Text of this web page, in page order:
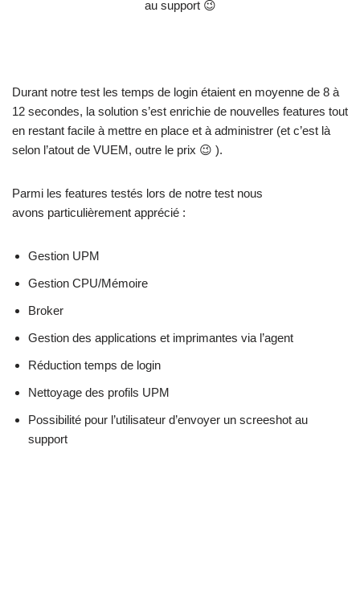
au support 😉
Durant notre test les temps de login étaient en moyenne de 8 à
12 secondes, la solution s’est enrichie de nouvelles features tout
en restant facile à mettre en place et à administrer (et c’est là
selon l’atout de VUEM, outre le prix 😉 ).
Parmi les features testés lors de notre test nous
avons particulièrement apprécié :
Gestion UPM
Gestion CPU/Mémoire
Broker
Gestion des applications et imprimantes via l’agent
Réduction temps de login
Nettoyage des profils UPM
Possibilité pour l’utilisateur d’envoyer un screeshot au
support